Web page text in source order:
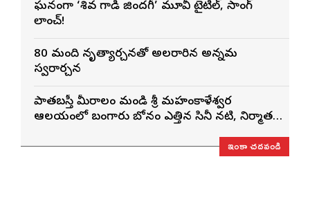
ఘనంగా ‘శివ గాడి జింద‌గీ’ మూవీ టైటిల్, సాంగ్
లాంచ్!
80 మంది నృత్యార్చనతో అలరారిన అన్నమ
స్వరార్చన
పాతబస్తీ మీరాలం మండి శ్రీ మహంకాళేశ్వర
ఆలయంలో బంగారు బోనం ఎత్తిన సినీ నటి, నిర్మాత
ఇంకా చదవండి